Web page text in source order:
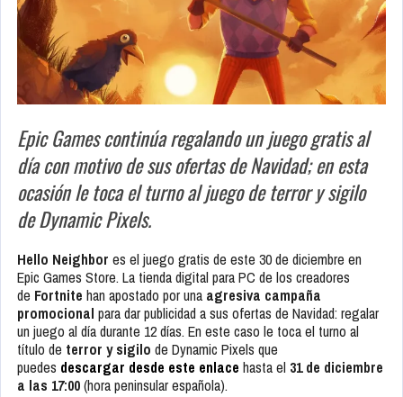
Epic Games continúa regalando un juego gratis al
día con motivo de sus ofertas de Navidad; en esta
ocasión le toca el turno al juego de terror y sigilo
de Dynamic Pixels.
Hello Neighbor es el juego gratis de este 30 de diciembre en
Epic Games Store. La tienda digital para PC de los creadores
de Fortnite han apostado por una agresiva campaña
promocional para dar publicidad a sus ofertas de Navidad: regalar
un juego al día durante 12 días. En este caso le toca el turno al
título de terror y sigilo de Dynamic Pixels que
puedes descargar desde este enlace hasta el 31 de diciembre
a las 17:00(hora peninsular española).